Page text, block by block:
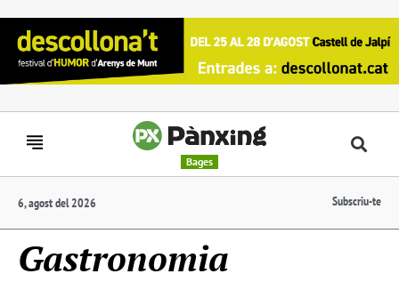
Bages
6, agost del 2026 Subscriu-te
Gastronomia